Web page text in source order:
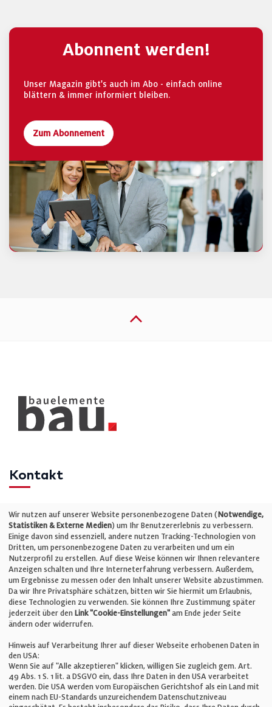
Abonnent werden!
Unser Magazin gibt's auch im Abo - einfach online
blättern & immer informiert bleiben.
Zum Abonnement
Kontakt
Telefon: +49 (0)711 2585563-0
E-Mail:info@bauelemente-bau.eu
Unternehmen
Impressum
Cookie-Einstellungen
AGB
Wir nutzen auf unserer Website personenbezogene Daten (Notwendige,
Statistiken & Externe Medien) um Ihr Benutzererlebnis zu verbessern.
Einige davon sind essenziell, andere nutzen Tracking-Technologien von
Dritten, um personenbezogene Daten zu verarbeiten und um ein
Nutzerprofil zu erstellen. Auf diese Weise können wir Ihnen relevantere
Anzeigen schalten und Ihre Interneterfahrung verbessern. Außerdem,
um Ergebnisse zu messen oder den Inhalt unserer Website abzustimmen.
Da wir Ihre Privatsphäre schätzen, bitten wir Sie hiermit um Erlaubnis,
diese Technologien zu verwenden. Sie können Ihre Zustimmung später
jederzeit über den Link "Cookie-Einstellungen" am Ende jeder Seite
ändern oder widerrufen.
Hinweis auf Verarbeitung Ihrer auf dieser Webseite erhobenen Daten in
den USA:
Wenn Sie auf "Alle akzeptieren" klicken, willigen Sie zugleich gem. Art.
49 Abs. 1 S. 1 lit. a DSGVO ein, dass Ihre Daten in den USA verarbeitet
werden. Die USA werden vom Europäischen Gerichtshof als ein Land mit
einem nach EU-Standards unzureichendem Datenschutzniveau